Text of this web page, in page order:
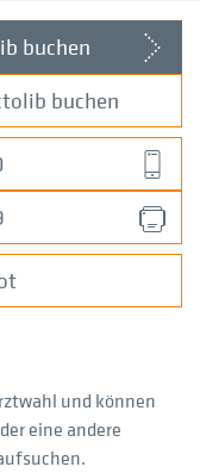
buchen
buchen
und können
eine andere